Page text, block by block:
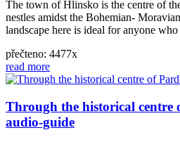
The town of Hlinsko is the centre of
nestles amidst the Bohemian-
landscape here is ideal for anyone
přečteno: 4477x
read more
Through the historical centre
audio-guide